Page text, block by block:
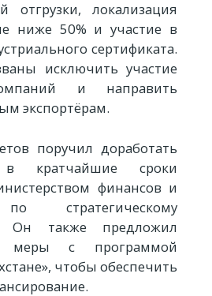
отгрузки, локализация
ниже 50% и участие в
сертификата.
исключить участие
и направить
экспортёрам.
поручил доработать
в кратчайшие сроки
финансов и
стратегическому
Он также предложил
меры с программой
чтобы обеспечить